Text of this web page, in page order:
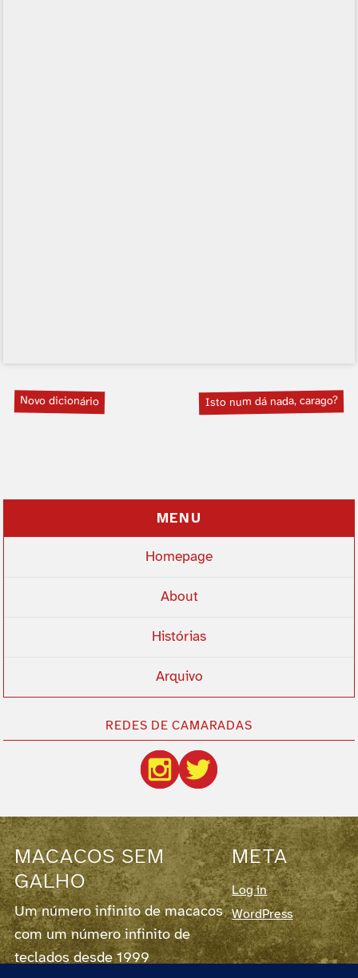
Novo dicionário Isto num dá nada, carago?
MENU
Homepage
About
Histórias
Arquivo
REDES DE CAMARADAS
MACACOS SEM
GALHO
Um número infinito de macacos
com um número infinito de
teclados desde 1999
META
Log in
WordPress